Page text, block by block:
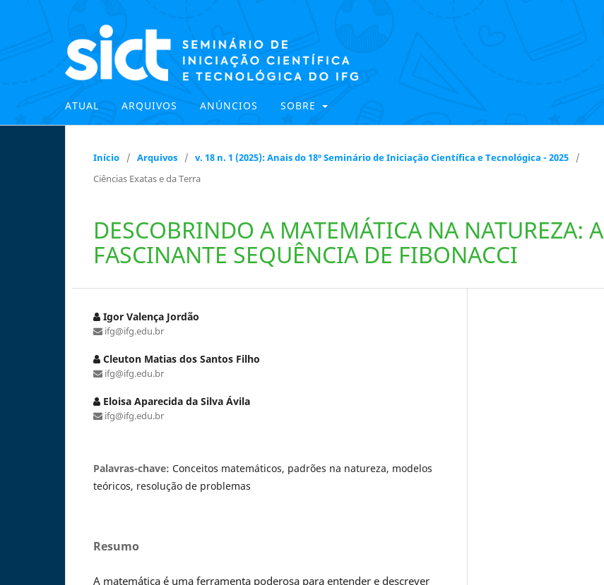
ATUAL ARQUIVOS ANÚNCIOS SOBRE
Início / Arquivos / v. 18 n. 1 (2025): Anais do 18º Seminário de Iniciação Científica e Tecnológica - 2025
/
Ciências Exatas e da Terra
DESCOBRINDO A MATEMÁTICA NA NATUREZA: A
FASCINANTE SEQUÊNCIA DE FIBONACCI
Igor Valença Jordão
ifg@ifg.edu.br
Cleuton Matias dos Santos Filho
ifg@ifg.edu.br
Eloisa Aparecida da Silva Ávila
ifg@ifg.edu.br
Palavras-chave: Conceitos matemáticos, padrões na natureza, modelos
teóricos, resolução de problemas
Resumo
A matemática é uma ferramenta poderosa para entender e descrever